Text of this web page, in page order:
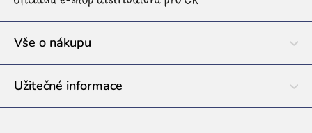
t
Vše o nákupu
Užitečné informace